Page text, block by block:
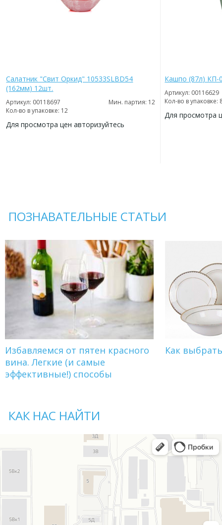
Салатник "Свит Оркид" 10533SLBD54
(162мм) 12шт.
Артикул: 00118697
Мин. партия: 12
Кол-во в упаковке: 12
Для просмотра цен авторизуйтесь
Кашпо (87л) КП-
Артикул: 00116629
Кол-во в упаковке:
Для просмотра
ПОЗНАВАТЕЛЬНЫЕ СТАТЬИ
Избавляемся от пятен красного
вина. Легкие (и самые
эффективные!) способы
Как
КАК НАС НАЙТИ